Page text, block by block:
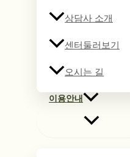
상담사 소개
센터둘러보기
오시는 길
이용안내